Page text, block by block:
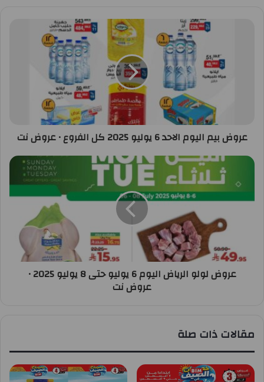
عروض بيم اليوم الاحد 6 يوليو 2025 كل الفروع • عروض نت
عروض لولو الرياض اليوم 6 يوليو حتى 8 يوليو 2025 •
عروض نت
مقالات ذات صلة